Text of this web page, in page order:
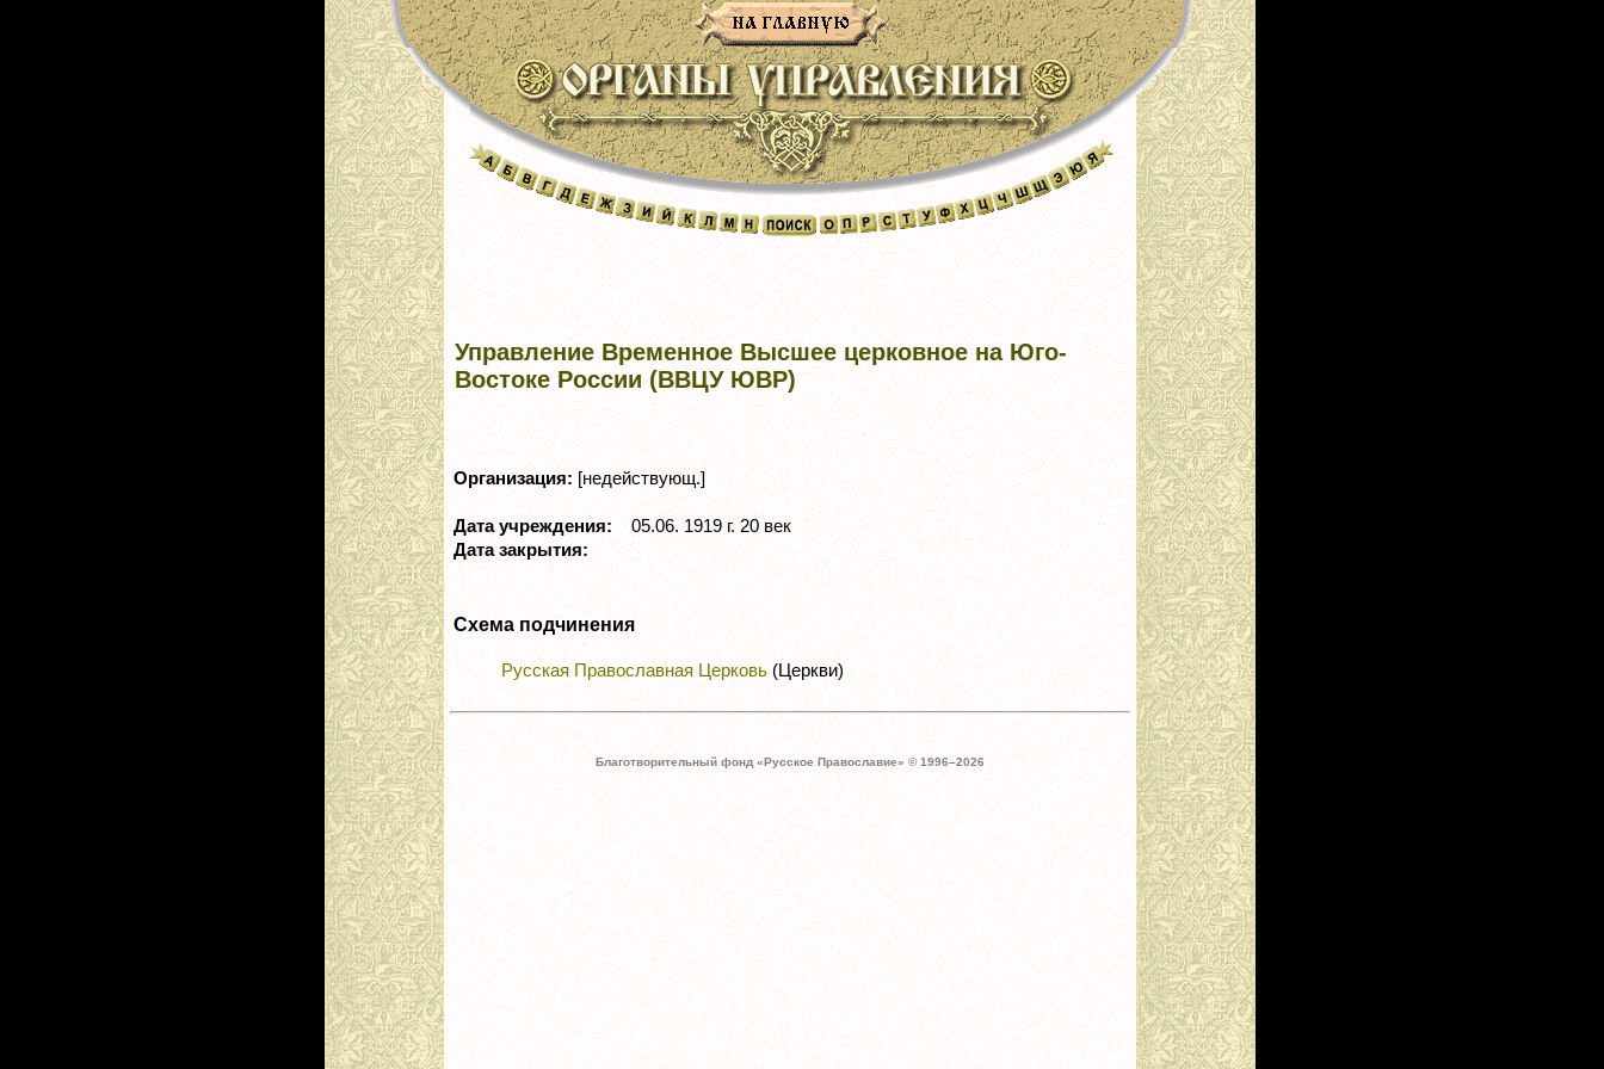
Управление Временное Высшее церковное на Юго-
Востоке России (ВВЦУ ЮВР)
Организация: [недействующ.]
Дата учреждения:
05.06. 1919 г. 20 век
Дата закрытия:
Схема подчинения
Русская Православная Церковь (Церкви)
Благотворительный фонд «Русское Православие» © 1996–2026